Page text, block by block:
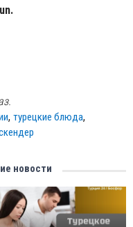
,турецкие блюда,
новости